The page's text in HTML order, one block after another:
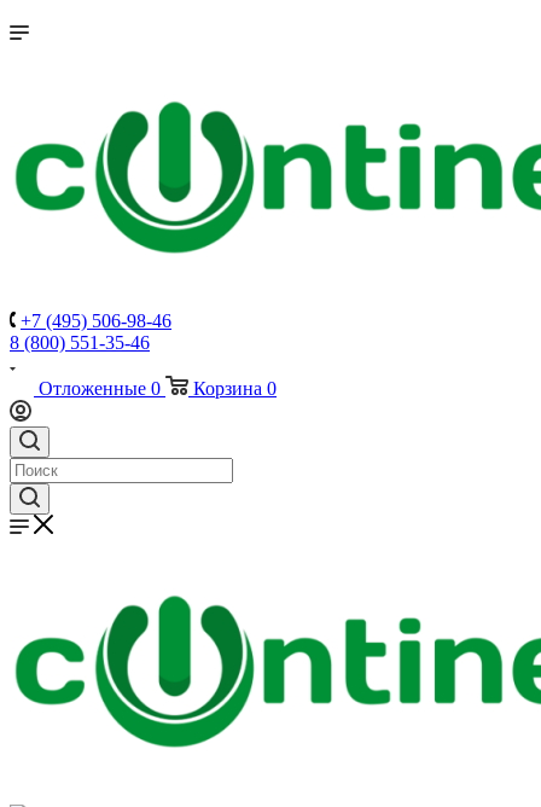
+7 (495) 506-98-46
8 (800) 551-35-46
Отложенные 0 Корзина 0